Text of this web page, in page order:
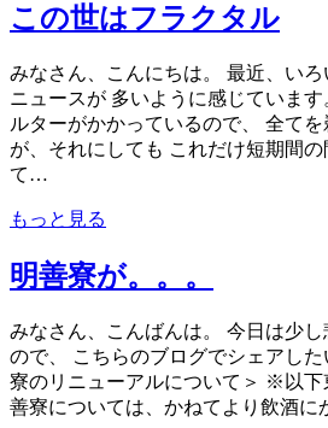
この世はフラクタル
みなさん、こんにちは。 最近、い
ニュースが 多いように感じていま
ルターがかかっているので、 全て
が、それにしても これだけ短期間
て…
もっと見る
明善寮が。。。
みなさん、こんばんは。 今日は少
ので、 こちらのブログでシェアし
寮のリニューアルについて＞ ※以下
善寮については、かねてより飲酒